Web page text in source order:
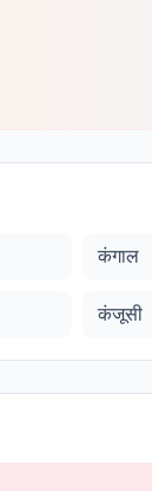
कंगाल
कंजूसी